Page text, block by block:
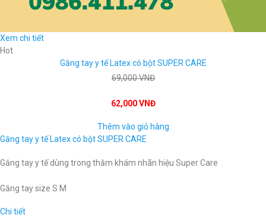
Xem chi tiết
Hot
Găng tay y tế Latex có bột SUPER CARE
69,000 VNĐ
62,000 VNĐ
Thêm vào giỏ hàng
Găng tay y tế Latex có bột SUPER CARE
Găng tay y tế dùng trong thăm khám nhãn hiệu Super Care
Găng tay size S M
Chi tiết